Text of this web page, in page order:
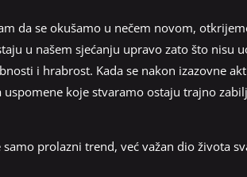
da se okušamo u nečem novom,
u našem sjećanju upravo zato što nisu
i hrabrost. Kada se nakon izazovne
koje stvaramo ostaju trajno
prolazni trend, već važan dio života